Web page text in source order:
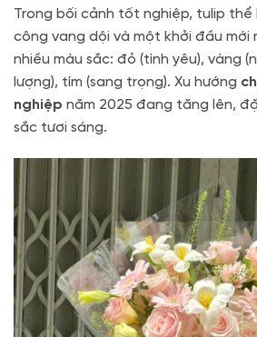
Trong bối cảnh tốt nghiệp, tulip thể
công vang dội và một khởi đầu mới
nhiều màu sắc: đỏ (tình yêu), vàng
lượng), tím (sang trọng). Xu hướng
nghiệp năm 2025 đang tăng lên,
sắc tươi sáng.